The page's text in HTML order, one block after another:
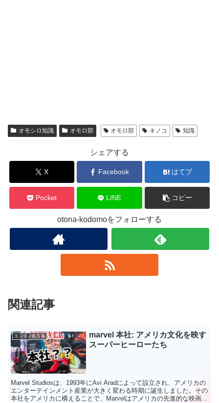
オモシロ知識 オモロ部 オモロ部 キノコ 知識
シェアする
X Facebook はてブ
Pocket LINE コピー
otona-kodomoをフォローする
関連記事
エンタメ処方箋
marvel 本社: アメリカ文化を映す
スーパーヒーローたち
Marvel Studiosは、1993年にAvi Aradによって設立され、アメリカの
エンターテインメント産業が大きく変わる時期に誕生しました。その
本社をアメリカに構えることで、Marvelはアメリカの先進的な映画技